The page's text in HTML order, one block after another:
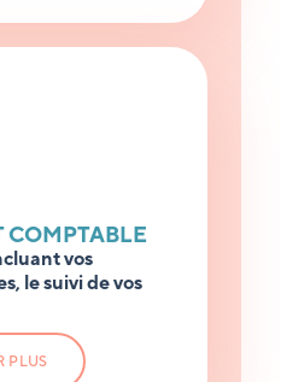
COMPTABLE
vos
le suivi de vos
PLUS